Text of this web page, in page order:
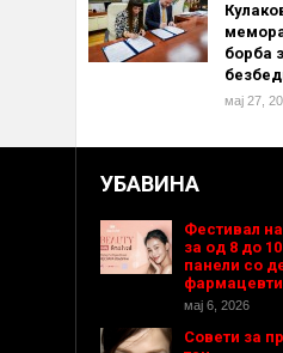
борба
мај 27,
УБАВИНА
Фестивал
за од 8 до
панели со
фармацевти
мај 6, 2026
Совети за